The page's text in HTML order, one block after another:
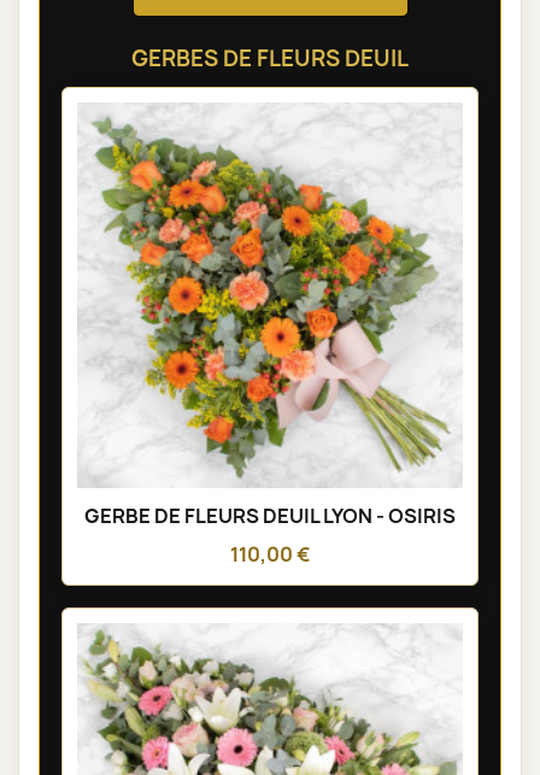
GERBES DE FLEURS DEUIL
GERBE DE FLEURS DEUIL LYON - OSIRIS
110,00 €